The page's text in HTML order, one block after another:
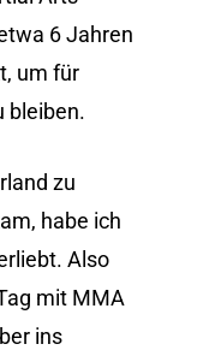
6 Jahren
um für
bleiben.
zu
habe ich
Also
mit MMA
ins